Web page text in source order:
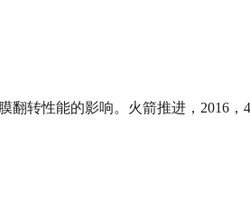
转性能的影响。火箭推进，2016，